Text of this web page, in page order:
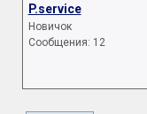
P.service
Новичок
Сообщения: 12